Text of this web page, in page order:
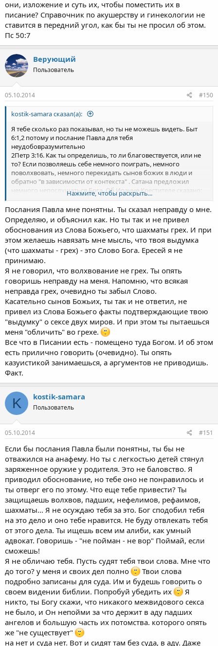
они, изложение и суть их, чтобы поместить их в
писание? Справочник по акушерству и гинекологии не
ставится в передний угол, как бы ты не просил об этом.
Пс 50:7
Верующий
Пользователь
05.10.2014 #150
kostik-samara сказал(а):
Я тебе сколько раз показывал, но ты не можешь видеть. Быт
6:1,2 потому и послание Павла для тебя
неудобовразумительно
2Петр 3:16. Как ты определишь, то ли благовествуется, или не
то? Если позволяешь себе немного поиграть, немного
поволхвовать, немного перекидать сынов божих в люди и
обратно "в зависимости от контекста" . Сатана предложил
немного непослушаться Бога. Об Иоанне Крестителе сказано:
Мф 11:7-10 как об ангеле. Ангелы могут много чего творить Пс
103:4 ну или натворить
Пс 77:49
Иез 28:13-18
Что до твоей странной просьбы об учении Христа и
размножения людей, то есть же приличия. По каким книгам ты
сам научился размножению? Приличны ли они, изложение и
суть их, чтобы поместить их в писание? Справочник по
акушерству и гинекологии не ставится в передний угол, как бы
ты не просил об этом. Пс 50:7
Нажмите, чтобы раскрыть...
Послания Павла мне понятны. Ты сказал неправду о мне.
Определяю, и объяснил как. Но ты так и не привел
обоснования из Слова Божьего, что шахматы грех. И при
этом желаешь навязать мне мысль, что твоя выдумка
(что шахматы - грех) - это Слово Бога. Ересей я не
принимаю.
Я не говорил, что волхвование не грех. Ты опять
говоришь неправду на меня. Напомню, что всякая
неправда грех, очевидно ты забыл Слово.
Касательно сынов Божьих, ты так и не ответил, не
привел из Слова Божьего факты подтверждающие твою
"выдумку" о сексе двух миров. И при этом ты пытаешься
меня "обличить" во грехе.
Все что в Писании есть - помещено туда Богом. И об этом
есть прилично говорить (очевидно). Ты опять
казуистикой занимаешься, а аргументов не приводишь.
Факт.
K kostik-samara
Пользователь
05.10.2014 #151
Если бы послания Павла были понятны, ты бы не
отважился на анафему. Но ты с легкостью детей стянул
заряженное оружие у родителя. Это не баловство. Я
приводил обоснование, но тебе оно не понравилось и
ты отверг его по этому. Что еще тебе привести? Ты
защищаешь волхвов, падших, нефелимов, рефаимов,
шахматы... Я не осуждаю тебя за это. Бог сподобил тебя
на это дело и оно тебе нравится. Не буду отвлекать тебя
от этого дела. Ты ищешь всем им алиби, как умный
адвокат. Говоришь - "не пойман - не вор" Поймай, если
сможешь!
Я не обличаю тебя. Пусть судят тебя твои слова. Мне что
до того? у меня и своих дел полно
Твои слова
подробно записаны для суда. Им и будешь говорить о
своем видении библии. Попробуй убедить их
Я
никто, ты Богу скажи, что никакого межвидового секса
не было, и Он непойми за что держит в аду падших
ангелов и большую часть их потомства. которого опять
же "не существует"
на нет и суда нет. Вот и сидят там без суда, в аду. Даже